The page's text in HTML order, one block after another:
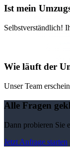
Ist mein
Selbstverständlich!
Wie läuft der
Unser Team
Alle Fragen
Dann probieren Sie
Jetzt Anfrage starten